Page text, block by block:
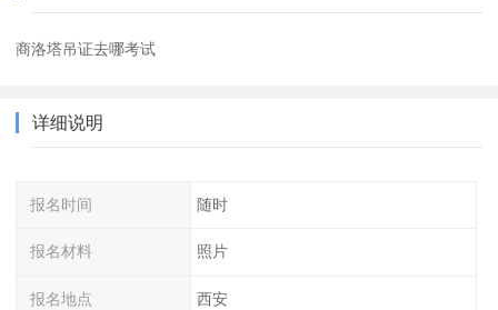
商洛塔吊证去哪考试
详细说明
报名时间 随时
报名材料 照片
报名地点 西安